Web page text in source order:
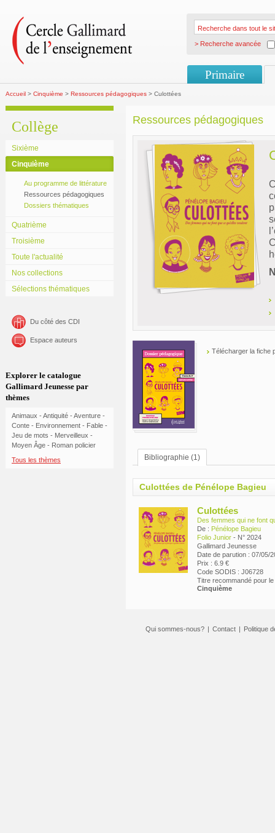
> Recherche avancée
Primaire
Accueil > Cinquième > Ressources pédagogiques > Culottées
Collège
Sixième
Cinquième
Au programme de littérature
Ressources pédagogiques
Dossiers thématiques
Quatrième
Troisième
Toute l'actualité
Nos collections
Sélections thématiques
Du côté des CDI
Espace auteurs
Explorer le catalogue
Gallimard Jeunesse par
thèmes
Animaux -Antiquité -Aventure -
Conte - Environnement - Fable -
Jeu de mots - Merveilleux -
Moyen Âge - Roman policier
Tous les thèmes
Ressources pédagogiques
Télécharger la fiche
Bibliographie (1)
Culottées de Pénélope Bagieu
Culottées
Des femmes qui ne font
De : Pénélope Bagieu
Folio Junior - N° 2024
Gallimard Jeunesse
Date de parution : 07/05/
Prix : 6.9 €
Code SODIS : J06728
Titre recommandé pour
Cinquième
Qui sommes-nous? | Contact | Politique